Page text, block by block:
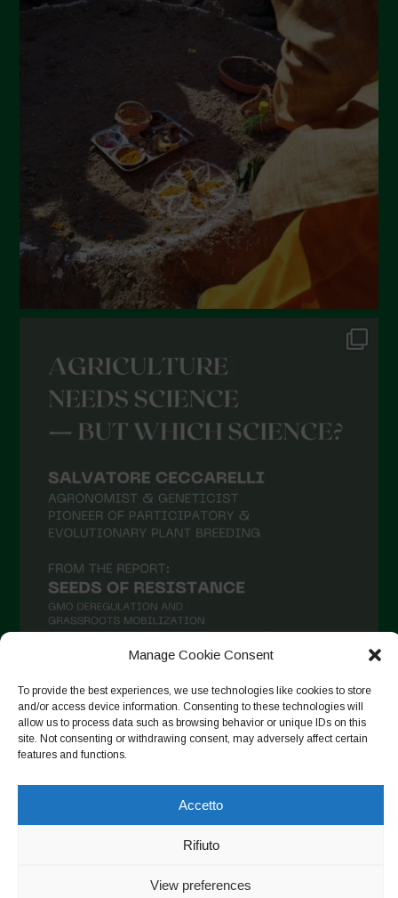
Manage Cookie Consent
To provide the best experiences, we use technologies like cookies to store
and/or access device information. Consenting to these technologies will
allow us to process data such as browsing behavior or unique IDs on this
site. Not consenting or withdrawing consent, may adversely affect certain
features and functions.
Accetto
Rifiuto
View preferences
Aprile 2022
Marzo 2022
Febbraio 2022
Gennaio 2022
Dicembre 2021
Novembre 2021
Settembre 2021
Agosto 2021
Luglio 2021
Aprile 2021
Febbraio 2021
Gennaio 2021
Ottobre 2020
Agosto 2020
Segui su Instagram